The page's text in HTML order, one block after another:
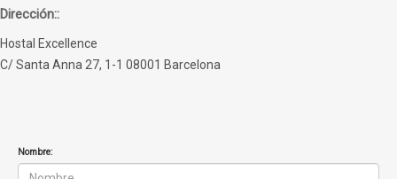
Dirección::
Hostal Excellence
C/ Santa Anna 27, 1-1 08001 Barcelona
Nombre: